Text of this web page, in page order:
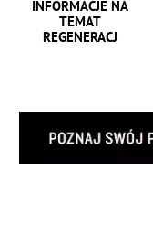
INFORMACJE NA
TEMAT
REGENERACJ